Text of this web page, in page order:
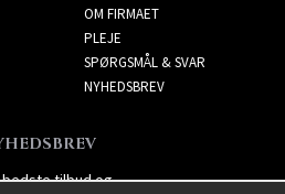
OM FIRMAET
PLEJE
SPØRGSMÅL & SVAR
NYHEDSBREV
bedste tilbud og